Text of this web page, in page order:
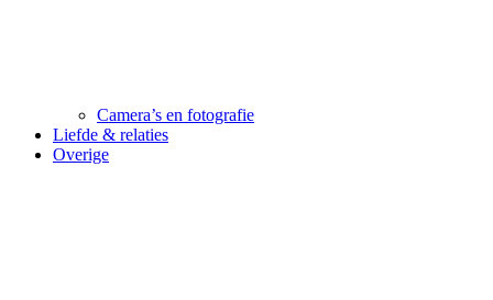
Camera’s en fotografie
Liefde & relaties
Overige